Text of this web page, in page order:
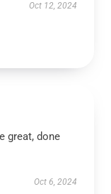
Oct 12, 2024
great, done
Oct 6, 2024